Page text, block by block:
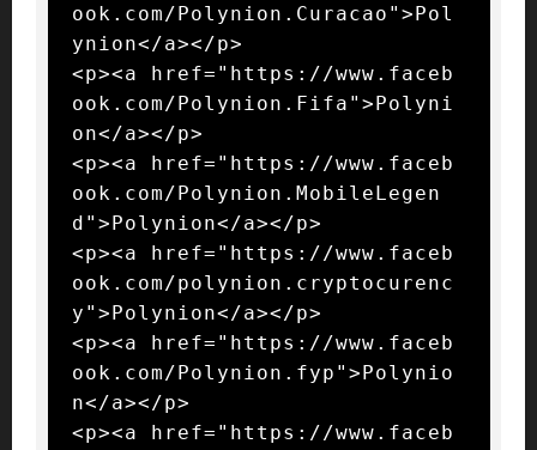
ook.com/Polynion.Curacao">Pol
ynion</a></p>
<p><a href="https://www.faceb
ook.com/Polynion.Fifa">Polyni
on</a></p>
<p><a href="https://www.faceb
ook.com/Polynion.MobileLegen
d">Polynion</a></p>
<p><a href="https://www.faceb
ook.com/polynion.cryptocurenc
y">Polynion</a></p>
<p><a href="https://www.faceb
ook.com/Polynion.fyp">Polynio
n</a></p>
<p><a href="https://www.faceb